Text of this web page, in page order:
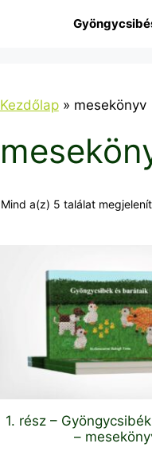
Kezdőlap» mesekönyv
Mind a(z) 5 találat
1. rész –
–